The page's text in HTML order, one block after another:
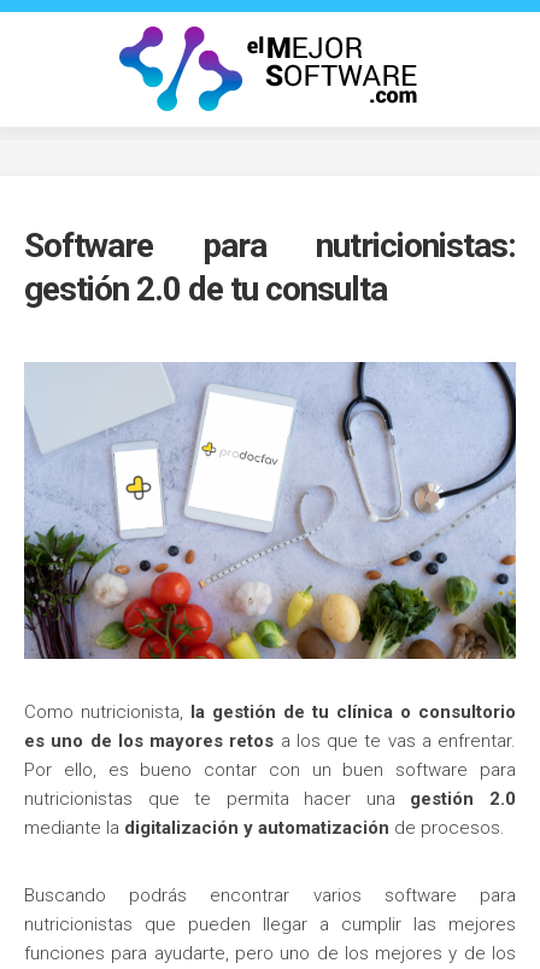
Saltar
Software para nutricionistas:
gestión 2.0 de tu consulta
Como nutricionista, la gestión de tu clínica o consultorio
es uno de los mayores retos a los que te vas a enfrentar.
Por ello, es bueno contar con un buen software para
nutricionistas que te permita hacer una gestión 2.0
mediante la digitalización y automatización de procesos.
Buscando podrás encontrar varios software para
nutricionistas que pueden llegar a cumplir las mejores
funciones para ayudarte, pero uno de los mejores y de los